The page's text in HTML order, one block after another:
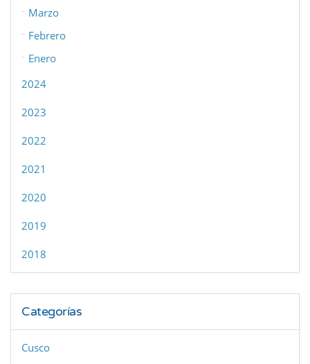
Marzo
Febrero
Enero
2024
2023
2022
2021
2020
2019
2018
Categorías
Cusco